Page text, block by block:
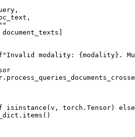
modality: {modality}.
isinstance(v, torch.Tensor)